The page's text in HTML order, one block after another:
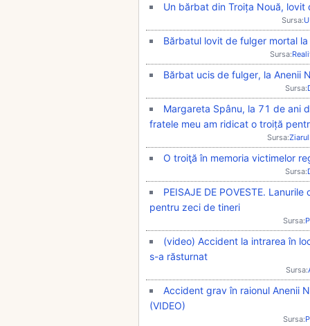
Un bărbat din Troița Nouă,
Sursa:
Bărbatul lovit de fulger mortal
Sursa:
Bărbat ucis de fulger, la Anenii
Sursa:
Margareta Spânu, la 71 de ani
fratele meu am ridicat o troiță
Sursa:
O troiţă în memoria victimelor
Sursa:
PEISAJE DE POVESTE.
pentru zeci de tineri
Sursa:
(video) Accident la intrarea în
s-a răsturnat
Sursa:
Accident grav în raionul Anenii
(VIDEO)
Sursa: